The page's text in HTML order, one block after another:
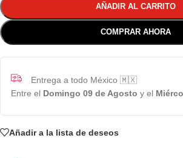
AÑADIR AL CARRITO
COMPRAR AHORA
Entrega a todo México 🇲🇽
Entre el Domingo 09 de Agosto y el
Añadir a la lista de deseos